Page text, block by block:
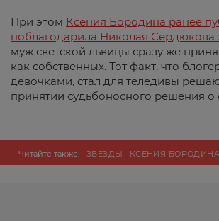
При этом Ксения Бородина ранее
поблагодарила Николая Сердюкова
муж светской львицы сразу же
как собственных. Тот факт, что
девочками, стал для теледивы
принятии судьбоносного решения о
Читайте также: ЗВЕЗДЫ КСЕНИЯ БОРОДИНА